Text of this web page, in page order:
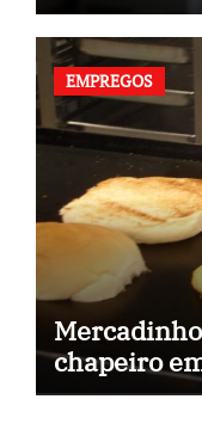
EMPREGOS
chapeiro